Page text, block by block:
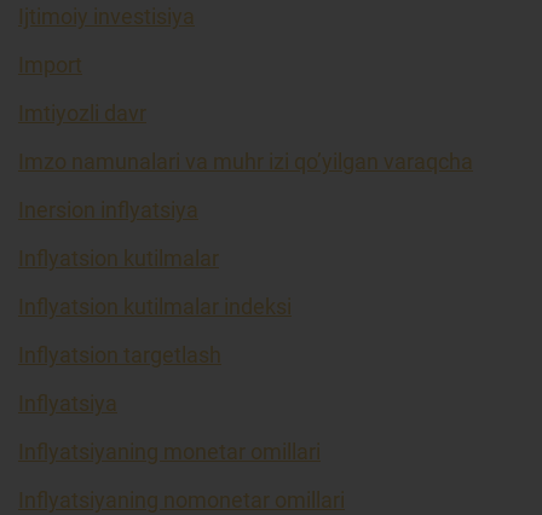
Ijtimoiy investisiya
Import
Imtiyozli davr
Imzo namunalari va muhr izi qo’yilgan varaqcha
Inersion inflyatsiya
Inflyatsion kutilmalar
Inflyatsion kutilmalar indeksi
Inflyatsion targetlash
Inflyatsiya
Inflyatsiyaning monetar omillari
Inflyatsiyaning nomonetar omillari